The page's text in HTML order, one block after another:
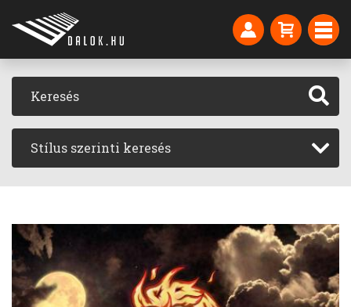
Stílus szerinti keresés